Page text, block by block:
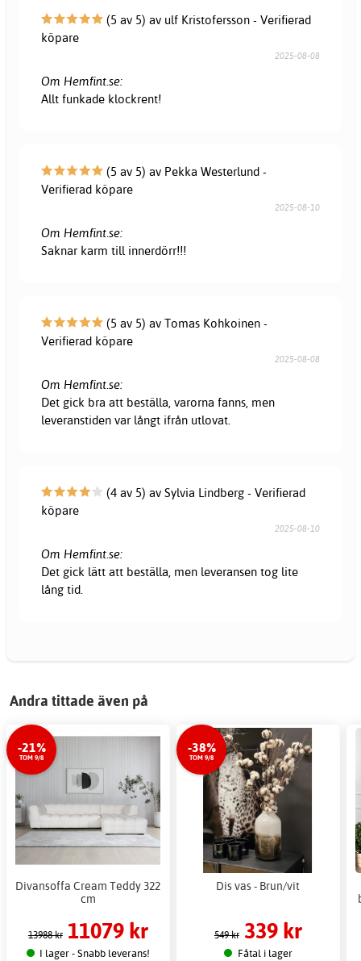
(5 av 5) av ulf Kristofersson - Verifierad
köpare
2025-08-08
Om Hemfint.se:
Allt funkade klockrent!
(5 av 5) av Pekka Westerlund -
Verifierad köpare
2025-08-10
Om Hemfint.se:
Saknar karm till innerdörr!!!
(5 av 5) av Tomas Kohkoinen -
Verifierad köpare
2025-08-08
Om Hemfint.se:
Det gick bra att beställa, varorna fanns, men
leveranstiden var långt ifrån utlovat.
(4 av 5) av Sylvia Lindberg - Verifierad
köpare
2025-08-10
Om Hemfint.se:
Det gick lätt att beställa, men leveransen tog lite
lång tid.
Andra tittade även på
-21%
TOM 9/8
Divansoffa Cream Teddy 322
cm
13988 kr 11079 kr
I lager - Snabb leverans!
-38%
TOM 9/8
Dis vas - Brun/vit
549 kr 339 kr
Fåtal i lager